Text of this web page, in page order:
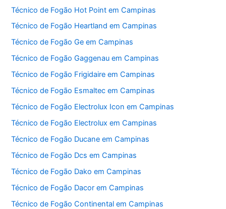
Técnico de Fogão Hot Point em Campinas
Técnico de Fogão Heartland em Campinas
Técnico de Fogão Ge em Campinas
Técnico de Fogão Gaggenau em Campinas
Técnico de Fogão Frigidaire em Campinas
Técnico de Fogão Esmaltec em Campinas
Técnico de Fogão Electrolux Icon em Campinas
Técnico de Fogão Electrolux em Campinas
Técnico de Fogão Ducane em Campinas
Técnico de Fogão Dcs em Campinas
Técnico de Fogão Dako em Campinas
Técnico de Fogão Dacor em Campinas
Técnico de Fogão Continental em Campinas